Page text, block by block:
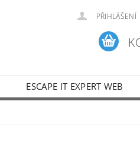
PŘIHLÁŠENÍ
ESCAPE IT EXPERT WEB